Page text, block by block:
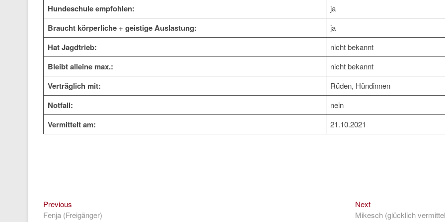
Hundeschule empfohlen: ja
Braucht körperliche + geistige Auslastung: ja
Hat Jagdtrieb: nicht bekannt
Bleibt alleine max.: nicht bekannt
Verträglich mit: Rüden, Hündinnen
Notfall: nein
Vermittelt am: 21.10.2021
Beitragsnavigation
Previous
post:
Fenja (Freigänger)
NextNext
post:
Mikesch (glücklich